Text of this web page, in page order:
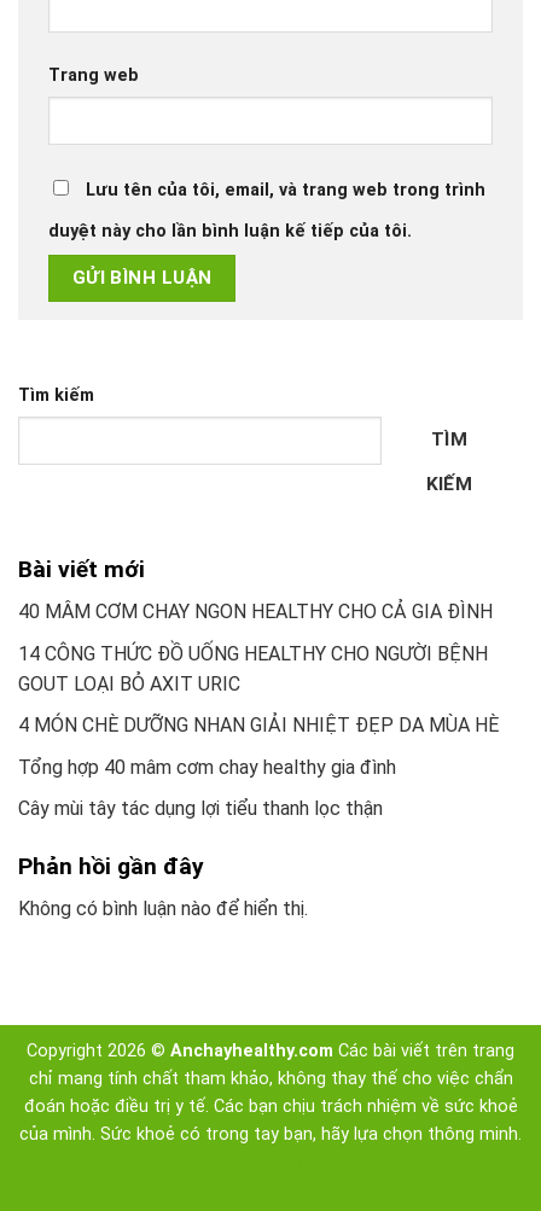
Trang web
Lưu tên của tôi, email, và trang web trong trình
duyệt này cho lần bình luận kế tiếp của tôi.
Tìm kiếm
TÌM
KIẾM
Bài viết mới
40 MÂM CƠM CHAY NGON HEALTHY CHO CẢ GIA ĐÌNH
14 CÔNG THỨC ĐỒ UỐNG HEALTHY CHO NGƯỜI BỆNH
GOUT LOẠI BỎ AXIT URIC
4 MÓN CHÈ DƯỠNG NHAN GIẢI NHIỆT ĐẸP DA MÙA HÈ
Tổng hợp 40 mâm cơm chay healthy gia đình
Cây mùi tây tác dụng lợi tiểu thanh lọc thận
Phản hồi gần đây
Không có bình luận nào để hiển thị.
Copyright 2026 © Anchayhealthy.com Các bài viết trên trang
chỉ mang tính chất tham khảo, không thay thế cho việc chẩn
đoán hoặc điều trị y tế. Các bạn chịu trách nhiệm về sức khoẻ
của mình. Sức khoẻ có trong tay bạn, hãy lựa chọn thông minh.